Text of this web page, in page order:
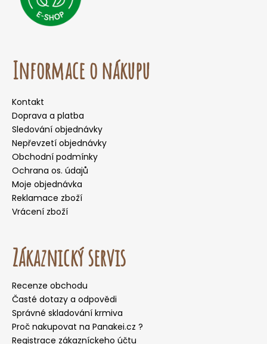
Informace o nákupu
Kontakt
Doprava a platba
Sledování objednávky
Nepřevzetí objednávky
Obchodní podmínky
Ochrana os. údajů
Moje objednávka
Reklamace zboží
Vrácení zboží
Zákaznický servis
Recenze obchodu
Časté dotazy a odpovědi
Správné skladování krmiva
Proč nakupovat na Panakei.cz ?
Registrace zákazníckeho účtu